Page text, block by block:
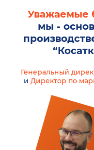
Уважаемые
мы -
Генеральный
и Директор по